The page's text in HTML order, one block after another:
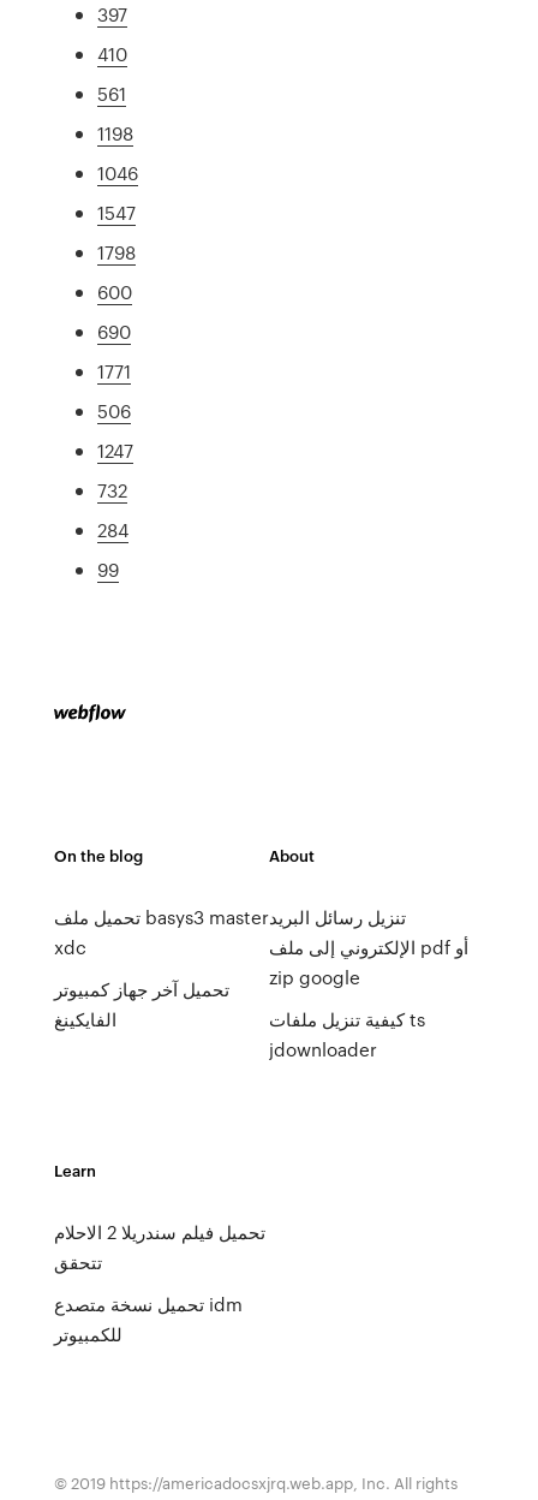
397
410
561
1198
1046
1547
1798
600
690
1771
506
1247
732
284
99
On the blog
تحميل ملف basys3 master
xdc
تحميل آخر جهاز كمبيوتر
الفايكينغ
About
تنزيل رسائل البريد
الإلكتروني إلى ملف pdf أو
zip google
كيفية تنزيل ملفات ts
jdownloader
Learn
تحميل فيلم سندريلا 2 الاحلام
تتحقق
تحميل نسخة متصدع idm
للكمبيوتر
© 2019 https://americadocsxjrq.web.app, Inc. All rights